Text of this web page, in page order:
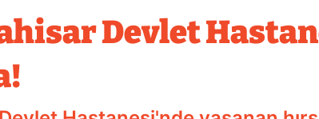
Devlet